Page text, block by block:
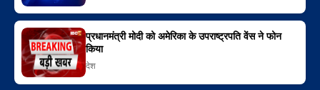
प्रधानमंत्री मोदी को अमेरिका के उपराष्ट्रपति वेंस ने फोन
किया
देश